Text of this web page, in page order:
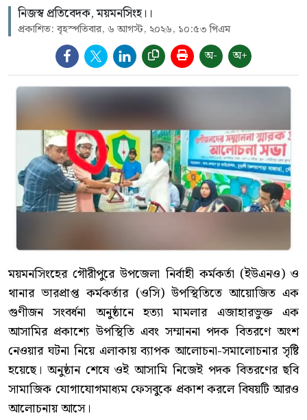
নিজস্ব প্রতিবেদক, ময়মনসিংহ।।
প্রকাশিত: বৃহস্পতিবার, ৬ আগস্ট, ২০২৬, ১০:৫৩ পিএম
অ- অ+
ময়মনসিংহের গৌরীপুরে উপজেলা নির্বাহী কর্মকর্তা (ইউএনও) ও
থানার ভারপ্রাপ্ত কর্মকর্তার (ওসি) উপস্থিতিতে আয়োজিত এক
গুণীজন সংবর্ধনা অনুষ্ঠানে হত্যা মামলার এজাহারভুক্ত এক
আসামির প্রকাশ্যে উপস্থিতি এবং সম্মাননা পদক বিতরণে অংশ
নেওয়ার ঘটনা নিয়ে এলাকায় ব্যাপক আলোচনা-সমালোচনার সৃষ্টি
হয়েছে। অনুষ্ঠান শেষে ওই আসামি নিজেই পদক বিতরণের ছবি
সামাজিক যোগাযোগমাধ্যম ফেসবুকে প্রকাশ করলে বিষয়টি আরও
আলোচনায় আসে।